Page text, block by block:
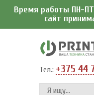
Время работы ПН-
сайт
Тел.: +375 44